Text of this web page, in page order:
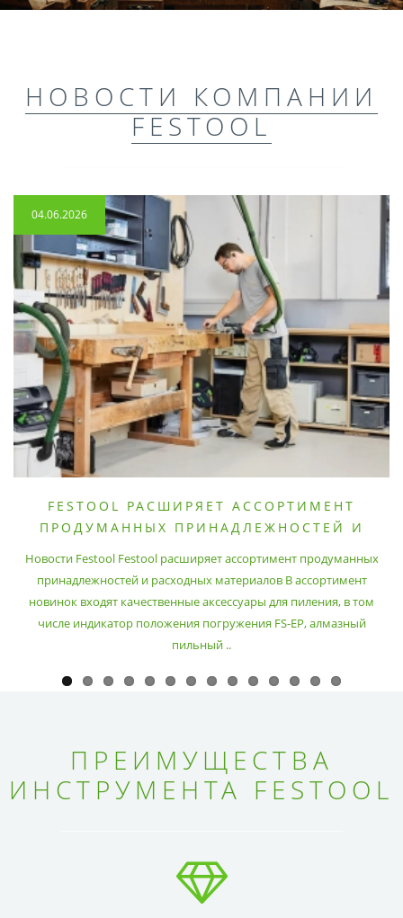
НОВОСТИ КОМПАНИИ
FESTOOL
04.06.2026
FESTOOL РАСШИРЯЕТ АССОРТИМЕНТ
ПРОДУМАННЫХ ПРИНАДЛЕЖНОСТЕЙ И
Новости Festool Festool расширяет ассортимент продуманных
принадлежностей и расходных материалов В ассортимент
новинок входят качественные аксессуары для пиления, в том
числе индикатор положения погружения FS-EP, алмазный
пильный ..
ПРЕИМУЩЕСТВА
ИНСТРУМЕНТА FESTOOL